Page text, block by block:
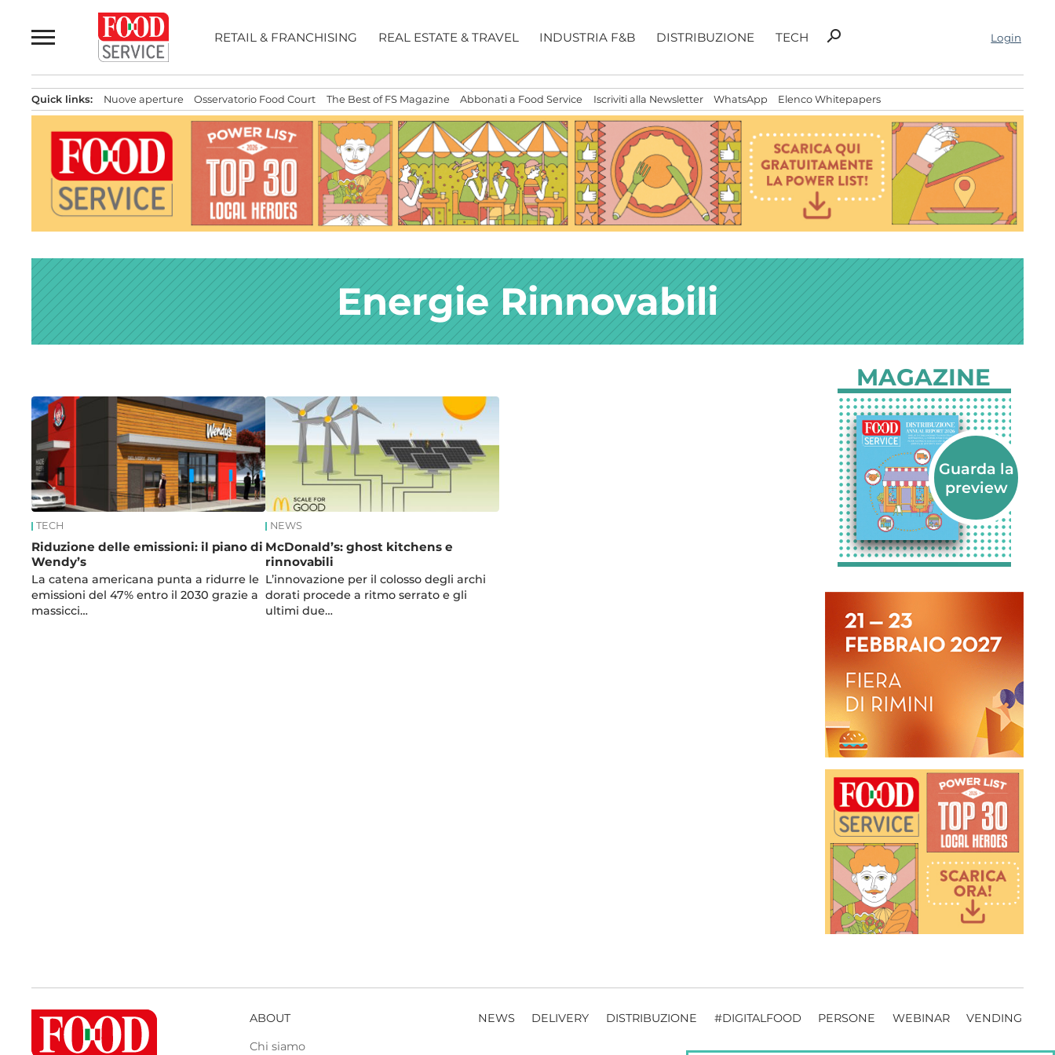
al
contenuto
RETAIL & FRANCHISING REAL ESTATE & TRAVEL INDUSTRIA F&B DISTRIBUZIONE TECH
Ricerca
search Login
Quick links: Nuove aperture Osservatorio Food Court The Best of FS Magazine Abbonati a Food Service Iscriviti alla Newsletter WhatsApp Elenco Whitepapers
Energie Rinnovabili
News
TECH
Riduzione delle emissioni: il piano di
Wendy’s
La catena americana punta a ridurre le
emissioni del 47% entro il 2030 grazie a
massicci…
NEWS
McDonald’s: ghost kitchens e
rinnovabili
L’innovazione per il colosso degli archi
dorati procede a ritmo serrato e gli
ultimi due…
MAGAZINE
ABOUT
Chi siamo
NEWS DELIVERY DISTRIBUZIONE #DIGITALFOOD PERSONE WEBINAR VENDING